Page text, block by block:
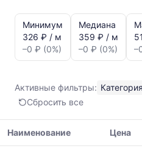
динамика
цен:
Лист
Показаны
минимальная,
медианная
и
максимальная
Минимум
326 ₽ / м
–0 ₽ (0%)
Медиана
359 ₽ / м
–0 ₽ (0%)
Активные фильтры:
Сбросить все
Наименование Цена